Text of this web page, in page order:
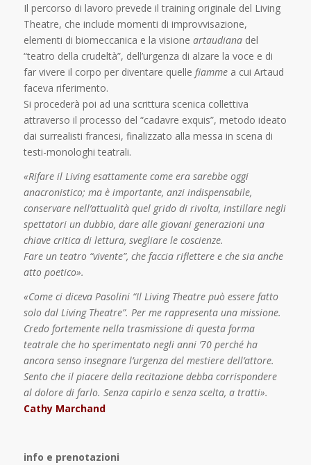
Il percorso di lavoro prevede il training originale del Living
Theatre, che include momenti di improvvisazione,
elementi di biomeccanica e la visione artaudianadel
“teatro della crudeltà”, dell’urgenza di alzare la voce e di
far vivere il corpo per diventare quelle fiammea cui Artaud
faceva riferimento.
Si procederà poi ad una scrittura scenica collettiva
attraverso il processo del “cadavre exquis”, metodo ideato
dai surrealisti francesi, finalizzato alla messa in scena di
testi-monologhi teatrali.
«Rifare il Living esattamente come era sarebbe oggi
anacronistico; ma è importante, anzi indispensabile,
conservare nell’attualità quel grido di rivolta, instillare negli
spettatori un dubbio, dare alle giovani generazioni una
chiave critica di lettura, svegliare le coscienze.
Fare un teatro “vivente”, che faccia riflettere e che sia anche
atto poetico».
«Come ci diceva Pasolini “Il Living Theatre può essere fatto
solo dal Living Theatre”. Per me rappresenta una missione.
Credo fortemente nella trasmissione di questa forma
teatrale che ho sperimentato negli anni ’70 perché ha
ancora senso insegnare l’urgenza del mestiere dell’attore.
Sento che il piacere della recitazione debba corrispondere
al dolore di farlo. Senza capirlo e senza scelta, a tratti».
Cathy Marchand
info e prenotazioni